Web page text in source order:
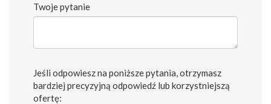
Twoje pytanie
Jeśli odpowiesz na poniższe pytania, otrzymasz
bardziej precyzyjną odpowiedź lub korzystniejszą
ofertę: